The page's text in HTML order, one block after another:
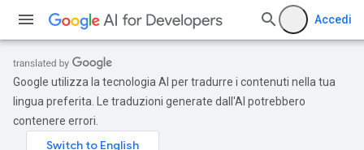
Accedi
Google utilizza la tecnologia AI per tradurre i contenuti nella tua
lingua preferita. Le traduzioni generate dall'AI potrebbero
contenere errori.